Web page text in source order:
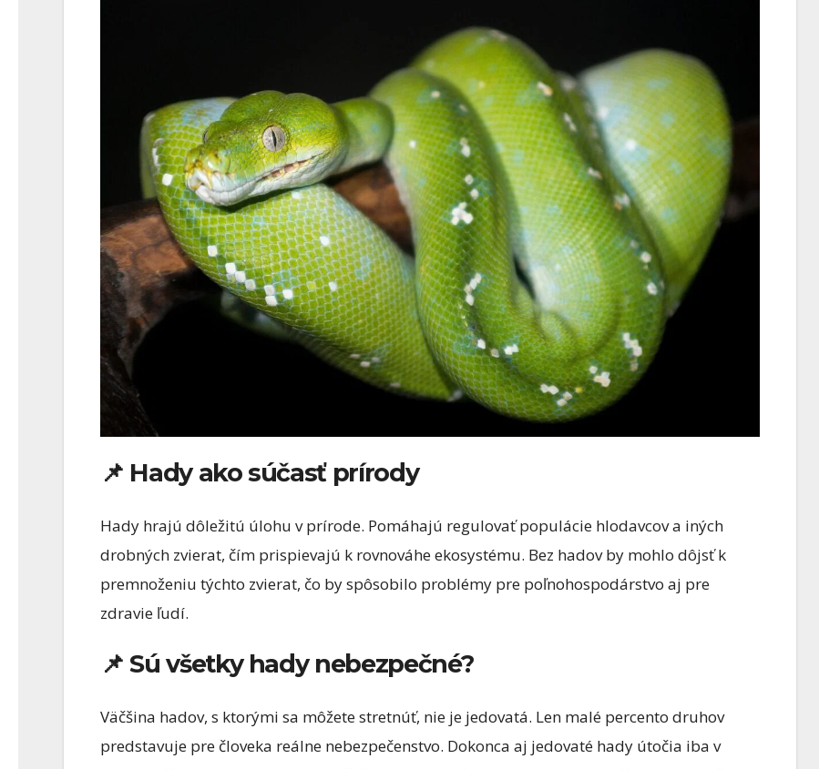
📌 Hady ako súčasť prírody
Hady hrajú dôležitú úlohu v prírode. Pomáhajú regulovať populácie hlodavcov a iných
drobných zvierat, čím prispievajú k rovnováhe ekosystému. Bez hadov by mohlo dôjsť k
premnoženiu týchto zvierat, čo by spôsobilo problémy pre poľnohospodárstvo aj pre
zdravie ľudí.
📌 Sú všetky hady nebezpečné?
Väčšina hadov, s ktorými sa môžete stretnúť, nie je jedovatá. Len malé percento druhov
predstavuje pre človeka reálne nebezpečenstvo. Dokonca aj jedovaté hady útočia iba v